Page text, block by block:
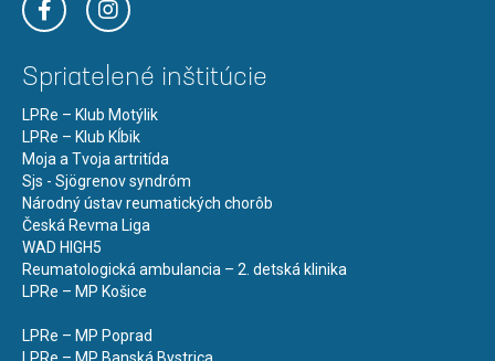
Spriatelené inštitúcie
LPRe – Klub Motýlik
LPRe – Klub Kĺbik
Moja a Tvoja artritída
Sjs - Sjögrenov syndróm
Národný ústav reumatických chorôb
Česká Revma Liga
WAD HIGH5
Reumatologická ambulancia – 2. detská klinika
LPRe – MP Košice
LPRe – MP Poprad